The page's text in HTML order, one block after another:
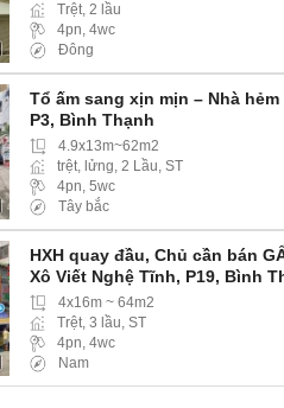
Trệt, 2 lầu
4pn, 4wc
Đông
Tổ ấm sang xịn mịn – Nhà hẻm
P3, Bình Thạnh
4.9x13m~62m2
trệt, lửng, 2 Lầu, ST
4pn, 5wc
Tây bắc
HXH quay đầu, Chủ cần bán
Xô Viết Nghệ Tĩnh, P19, Bình
Thạnh Mỹ Tây) , hẻm Xe hơi,
mái
4x16m ~ 64m2
Trệt, 3 lầu, ST
4pn, 4wc
Nam